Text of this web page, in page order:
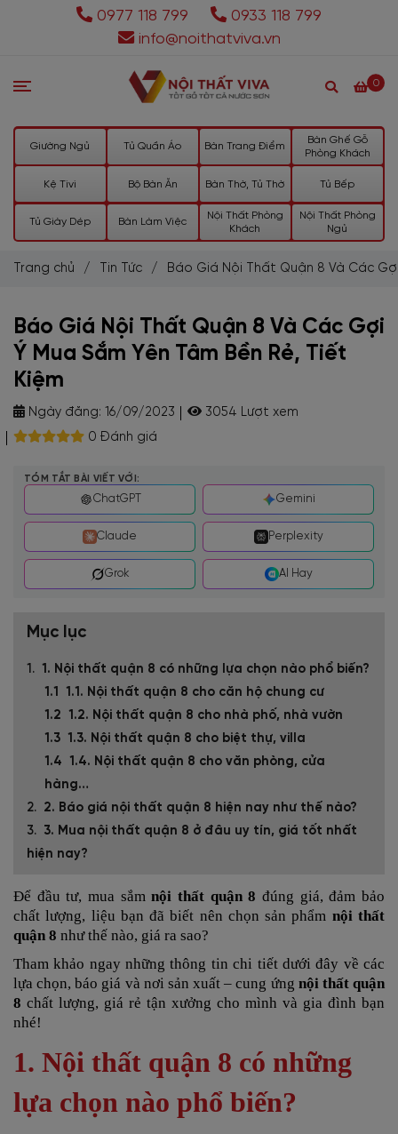
0977 118 799
0933 118 799
info@noithatviva.vn
0
Giường Ngủ Tủ Quần Áo Bàn Trang Điểm
Bàn Ghế Gỗ
Phòng Khách
Kệ Tivi Bộ Bàn Ăn Bàn Thờ, Tủ Thờ Tủ Bếp
Tủ Giày Dép Bàn Làm Việc
Nội Thất Phòng
Khách
Nội Thất Phòng
Ngủ
Trang chủ / Tin Tức / Báo Giá Nội Thất Quận 8 Và Các
Báo Giá Nội Thất Quận 8 Và Các Gợi
Ý Mua Sắm Yên Tâm Bền Rẻ, Tiết
Kiệm
Ngày đăng: 16/09/2023
3054 Lượt xem
0 Đánh giá
TÓM TẮT BÀI VIẾT VỚI:
ChatGPT Gemini
Claude Perplexity
Grok AI Hay
Mục lục
1. Nội thất quận 8 có những lựa chọn nào phổ biến?
1.1. Nội thất quận 8 cho căn hộ chung cư
1.2. Nội thất quận 8 cho nhà phố, nhà vườn
1.3. Nội thất quận 8 cho biệt thự, villa
1.4. Nội thất quận 8 cho văn phòng, cửa
hàng…
2. Báo giá nội thất quận 8 hiện nay như thế nào?
3. Mua nội thất quận 8 ở đâu uy tín, giá tốt nhất
hiện nay?
Để đầu tư, mua sắmnội thất quận 8 đúng giá, đảm bảo
chất lượng, liệu bạn đã biết nên chọn sản phẩm nội thất
quận 8 như thế nào, giá ra sao?
Tham khảo ngay những thông tin chi tiết dưới đây về các
lựa chọn, báo giá và nơi sản xuất – cung ứng nội thất quận
8 chất lượng, giá rẻ tận xưởng cho mình và gia đình bạn
nhé!
1. Nội thất quận 8 có những
lựa chọn nào phổ biến?